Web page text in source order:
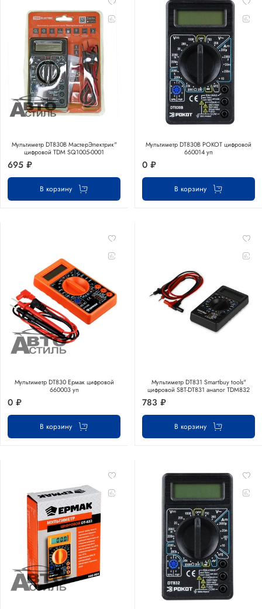
Мультиметр DT830В МастерЭлектрик"
цифровой TDM SQ1005-0001
695 ₽
В корзину
Мультиметр DT830В РОКОТ цифровой
660014 уп
0 ₽
В корзину
Мультиметр DT830 Ермак цифровой
660003 уп
0 ₽
В корзину
Мультиметр DT831 Smartbuy tools"
цифровой SBT-DT831 аналог TDM832
783 ₽
В корзину